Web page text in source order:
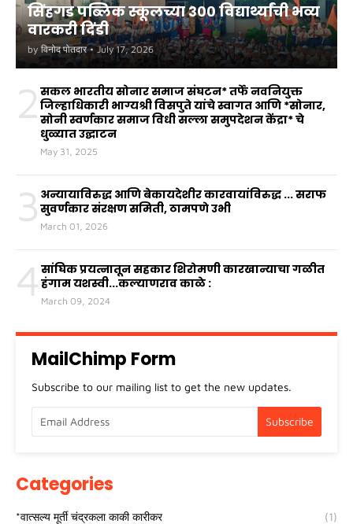
सिंहगड पब्लिक स्कूलच्या ३०० विद्यार्थ्यांची भव्य
वारकरी दिंडी
by विनोद पोतदार • July 17, 2026
2 सकल भारतीय सोनार समाज संघटन* तर्फे नवनियुक्त
जिल्हाधिकारी भाग्यश्री विसपुते यांचे स्वागत आणि *सोनार,
सोनी स्वर्णकार समाज विधी सल्ला समुपदेशन केंद्रा* चे
धुळ्यात उद्घाटन
May 31, 2025
3 अन्यायाविरुद्ध आणि बेकायदेशीर कारवायांविरुद्ध ... सराफ
सुवर्णकार संरक्षण समिती, ठामपणे उभी
March 01, 2026
4 सांघिक प्रयत्नातून सहकार शिरोमणी कारखान्याचा गळीत
हंगाम यशस्वी...कल्याणराव काळे :
March 09, 2024
MailChimp Form
Subscribe to our mailing list to get the new updates.
Categories
*वात्सल्य मूर्ती चंद्रकला काकी कारीकर (1)